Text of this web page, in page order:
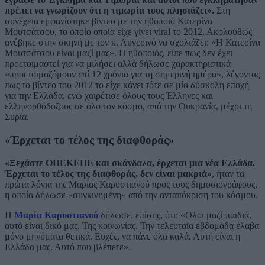
πρέπει να γνωρίζουν ότι η τιμωρία τους πλησιάζει». Στη
συνέχεια εμφανίστηκε βίντεο με την ηθοποιό Κατερίνα
Μουτσάτσου, το οποίο οποία είχε γίνει viral το 2012. Ακολούθως
ανέβηκε στην σκηνή με τον κ. Αυγερινό να σχολιάζει: «Η Κατερίνα
Μουτσάτσου είναι μαζί μας». Η ηθοποιός, είπε πως δεν έχει
προετοιμαστεί για να μιλήσει αλλά δήλωσε χαρακτηριστικά
«προετοιμαζόμουν επί 12 χρόνια για τη σημερινή ημέρα», λέγοντας
πως το βίντεο του 2012 το είχε κάνει τότε σε μία δύσκολη εποχή
για την Ελλάδα, ενώ χαιρέτισε όλους τους Έλληνες και
ελληνορθόδοξους σε όλο τον κόσμο, από την Ουκρανία, μέχρι τη
Συρία.
«Έρχεται το τέλος της διαφθοράς»
«Ξεχάστε ΟΠΕΚΕΠΕ και σκάνδαλα, έρχεται μια νέα Ελλάδα.
Έρχεται το τέλος της διαφθοράς, δεν είναι μακριά», ήταν τα
πρώτα λόγια της Μαρίας Καρυστιανού προς τους δημοσιογράφους,
η οποία δήλωσε «συγκινημένη» από την ανταπόκριση του κόσμου.
Η Μαρία Καρυστιανού δήλωσε, επίσης, ότι: «Ολοι μαζί παιδιά,
αυτό είναι δικό μας. Της κοινωνίας. Την τελευταία εβδομάδα έλαβα
μόνο μηνύματα θετικά. Ευχές, να πάνε όλα καλά. Αυτή είναι η
Ελλάδα μας. Αυτό που βλέπετε».